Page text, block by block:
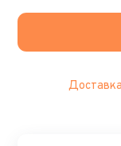
Доставка